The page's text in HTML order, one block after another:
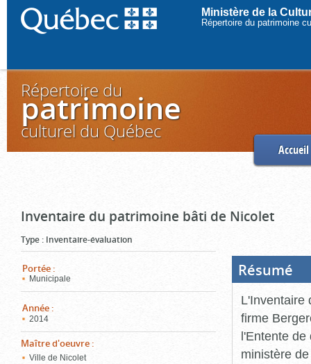
Ministère de la
Répertoire du patrimoine
Répertoire du
patrimoine
culturel du Québec
Accueil
Inventaire du patrimoine bâti de Nicolet
Type : Inventaire-évaluation
Portée :
Municipale
Année :
2014
Maître d'oeuvre :
Ville de Nicolet
Résumé
L'Inventaire
firme
l'Entente de
ministère